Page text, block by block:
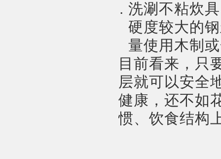
洗涮不粘炊
硬度较大的
量使用木制
目前看来，只
层就可以安全
健康，还不如
惯、饮食结构